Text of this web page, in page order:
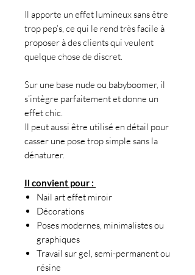
Il apporte un effet lumineux sans être
trop pep’s, ce qui le rend très facile à
proposer à des clients qui veulent
quelque chose de discret.
Sur une base nude ou babyboomer, il
s’intègre parfaitement et donne un
effet chic.
Il peut aussi être utilisé en détail pour
casser une pose trop simple sans la
dénaturer.
Il convient pour :
Nail art effet miroir
Décorations
Poses modernes, minimalistes ou
graphiques
Travail sur gel, semi-permanent ou
résine